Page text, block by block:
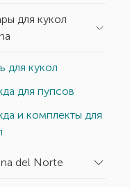
для кукол
для кукол
для пупсов
и комплекты для
del Norte